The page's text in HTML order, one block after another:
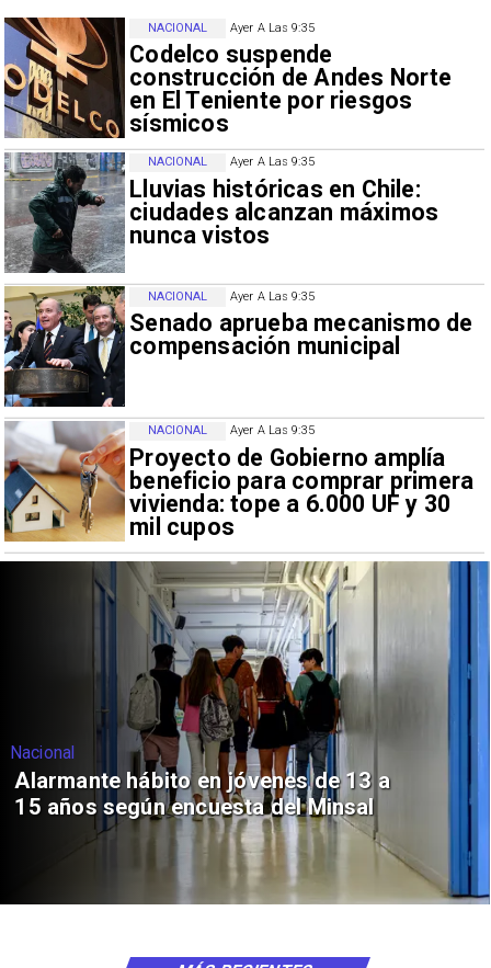
Ayer A Las 9:35
Codelco suspende
construcción de Andes Norte
en El Teniente por riesgos
sísmicos
NACIONAL
Ayer A Las 9:35
Lluvias históricas en Chile:
ciudades alcanzan máximos
nunca vistos
NACIONAL
Ayer A Las 9:35
Senado aprueba mecanismo de
compensación municipal
NACIONAL
Ayer A Las 9:35
Proyecto de Gobierno amplía
beneficio para comprar primera
vivienda: tope a 6.000 UF y 30
mil cupos
NACIONAL
Nacional
Alarmante hábito en jóvenes de 13 a
15 años según encuesta del Minsal